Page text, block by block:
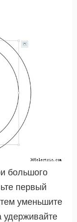
большого
первый
уменьшите
удерживайте